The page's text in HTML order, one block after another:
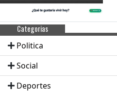
Categorias
Politica
Social
Deportes